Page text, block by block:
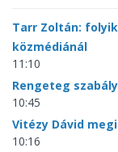
Tarr Zoltán:
közmédiánál
11:10
Rengeteg
10:45
Vitézy Dávid
10:16